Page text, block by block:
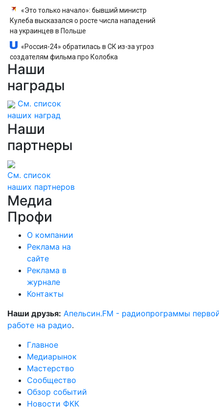
«Это только начало»: бывший министр
Кулеба высказался о росте числа нападений
на украинцев в Польше
«Россия-24» обратилась в СК из-за угроз
создателям фильма про Колобка
Наши
награды
См. список
наших наград
Наши
партнеры
См. список
наших партнеров
Медиа
Профи
О компании
Реклама на
сайте
Реклама в
журнале
Контакты
Наши друзья: Апельсин.FM - радиопрограммы
работе на радио.
Главное
Медиарынок
Мастерство
Сообщество
Обзор событий
Новости ФКК